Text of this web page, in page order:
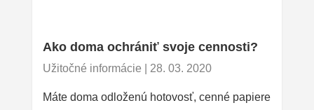
Ako doma ochrániť svoje cennosti?
Užitočné informácie | 28. 03. 2020
Máte doma odloženú hotovosť, cenné papiere